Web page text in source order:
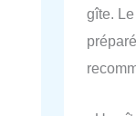
gîte.